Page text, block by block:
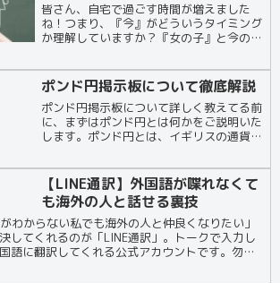
皆さん、自宅で過ごす時間が増えました
ね！つまり、『今』がどういうタイミング
か理解していますか？『女の子』と今の奇
す。ネットで出会えるのは当たり前ビデオ
通話で女の子とおしゃべりできる今では、
LINEを始め...
ポンド円掲示板について徹底解説
ポンド円掲示板について詳しく教えてる前
に、まずはポンド円とは何かをご説明いた
します。ポンド円とは、イギリスの通貨で
指します。この通貨ペアは、高いボラティ
リティがあり、短期トレードでの差益を狙
ったトレーダ...
【LINE通訳】外国語が喋れなくて
も海外の人と話せる裏技
わからない私でも海外の人と仲良くなりたい」
してくれるのが「LINE通訳」。トークで入力し
語に翻訳してくれる公式アカウントです。勿